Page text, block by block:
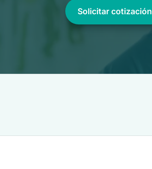
Solicitar cotización